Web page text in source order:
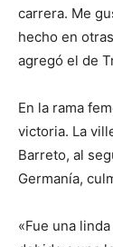
carrera. Me
hecho en
agregó el de
En la rama
victoria. La
Barreto, al
Germanía,
«Fue una